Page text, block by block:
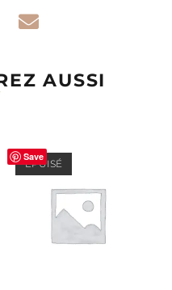
AUSSI
Save
ÉPUISÉ